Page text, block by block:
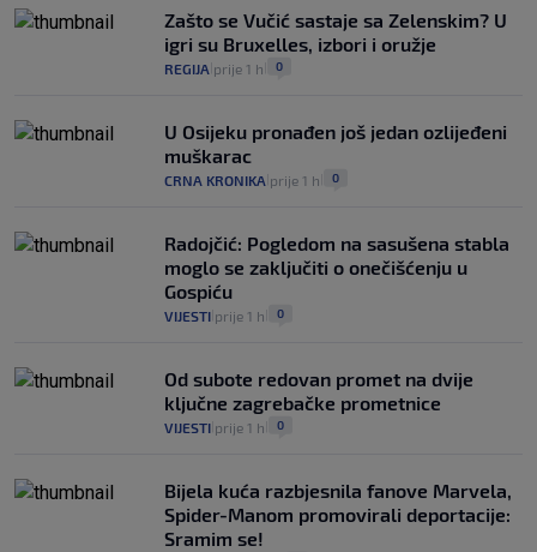
Zašto se Vučić sastaje sa Zelenskim? U
igri su Bruxelles, izbori i oružje
REGIJA prije 1 h 0
U Osijeku pronađen još jedan ozlijeđeni
muškarac
CRNA KRONIKA prije 1 h 0
Radojčić: Pogledom na sasušena stabla
moglo se zaključiti o onečišćenju u
Gospiću
VIJESTI prije 1 h 0
Od subote redovan promet na dvije
ključne zagrebačke prometnice
VIJESTI prije 1 h 0
Bijela kuća razbjesnila fanove Marvela,
Spider-Manom promovirali deportacije:
Sramim se!